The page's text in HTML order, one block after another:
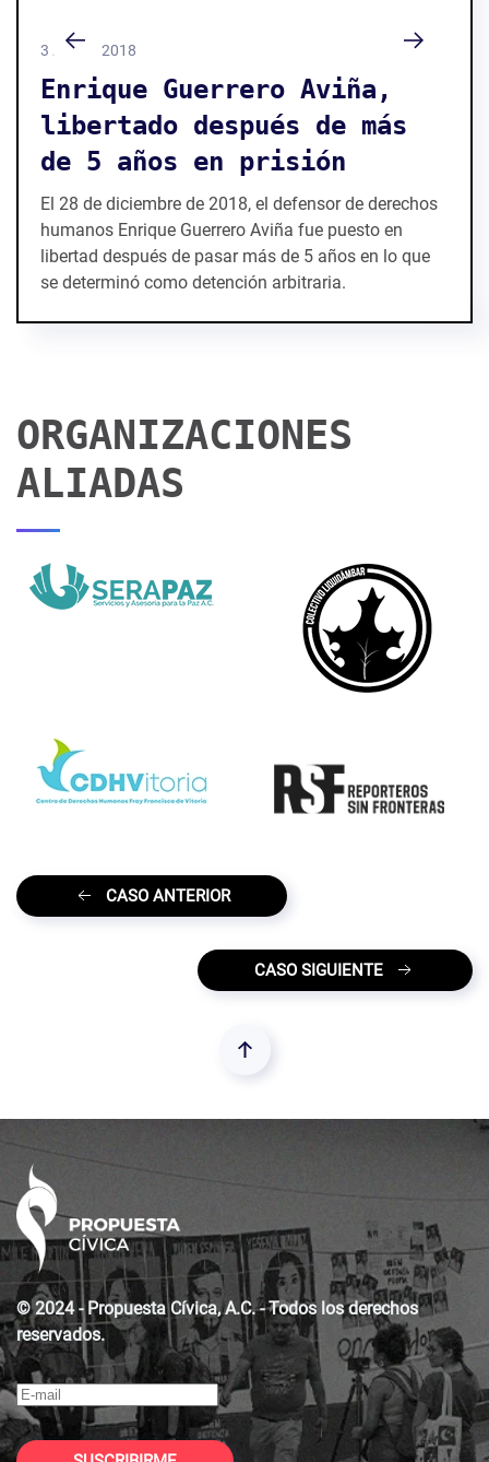
31 / 12 / 2018
Enrique Guerrero Aviña,
libertado después de más
de 5 años en prisión
El 28 de diciembre de 2018, el defensor de derechos
humanos Enrique Guerrero Aviña fue puesto en
libertad después de pasar más de 5 años en lo que
se determinó como detención arbitraria.
ORGANIZACIONES
ALIADAS
CASO ANTERIOR
CASO SIGUIENTE
© 2024 - Propuesta Cívica, A.C. - Todos los derechos
reservados.